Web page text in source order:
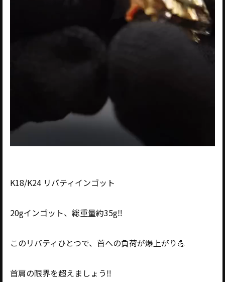
K18/K24 リバティインゴット
20gインゴット、総重量約35g‼️
このリバティひとつで、首への負荷が爆上がり💪
首肩の限界を超えましょう‼️